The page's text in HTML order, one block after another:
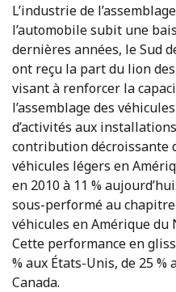
L’industrie de
l’automobile subit une
dernières années, le Sud
ont reçu la part du lion
visant à renforcer la
l’assemblage des
d’activités aux
contribution décroissante
véhicules légers en
en 2010 à 11 %
sous-performé au
véhicules en Amérique du
Cette performance en
% aux États-Unis, de 25 %
Canada.